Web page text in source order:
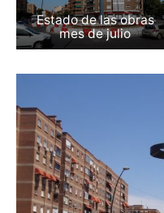
Estado de las obras
mes de julio